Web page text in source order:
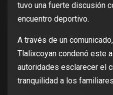
tuvo una fuerte discusión
encuentro deportivo.
A través de un
Tlalixcoyan condenó este
autoridades esclarecer el
tranquilidad a los